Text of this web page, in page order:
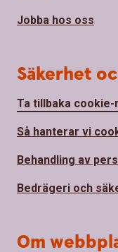
Jobba hos oss
Säkerhet
Ta tillbaka cookie-
Så hanterar vi
Behandling av
Bedrägeri och
Om